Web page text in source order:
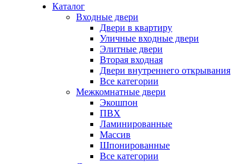
Каталог
Входные двери
Двери в квартиру
Уличные входные двери
Элитные двери
Вторая входная
Двери внутреннего открывания
Все категории
Межкомнатные двери
Экошпон
ПВХ
Ламинированные
Массив
Шпонированные
Все категории